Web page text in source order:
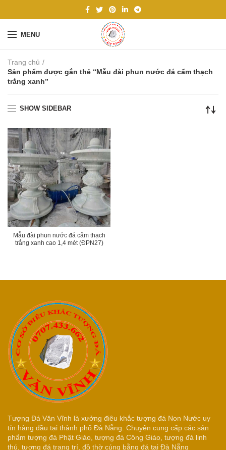
MENU
Trang chủ
Sản phẩm được gắn thẻ “Mẫu đài phun nước đá cẩm thạch
trắng xanh”
SHOW SIDEBAR
Mẫu đài phun nước đá cẩm thạch
trắng xanh cao 1,4 mét (ĐPN27)
Tượng Đá Văn Vĩnh là xưởng điêu khắc tượng đá Non Nước uy
tín hàng đầu tại thành phố Đà Nẵng. Chuyên cung cấp các sản
phẩm tượng đá Phật Giáo, tượng đá Công Giáo, tượng đá linh
thú, tượng đá trang trí, đồ thờ cúng bằng đá tại Đà Nẵng